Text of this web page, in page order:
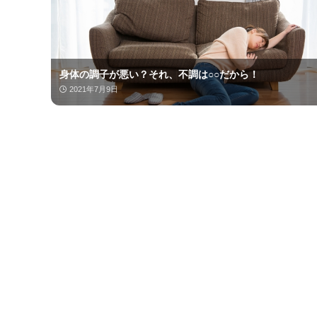
身体の調子が悪い？それ、不調は○○だから！
2021年7月9日